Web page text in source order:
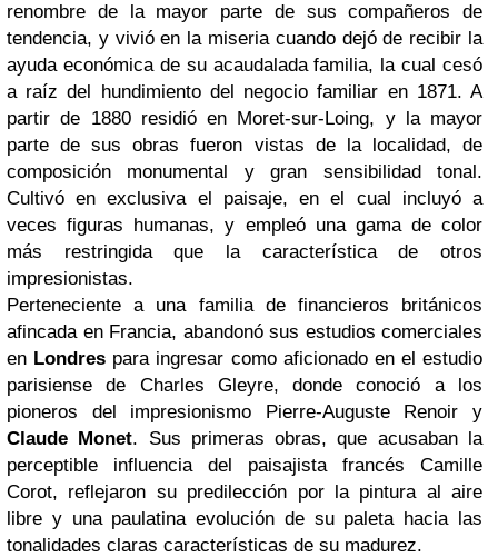
renombre de la mayor parte de sus compañeros de
tendencia, y vivió en la miseria cuando dejó de recibir la
ayuda económica de su acaudalada familia, la cual cesó
a raíz del hundimiento del negocio familiar en 1871. A
partir de 1880 residió en Moret-sur-Loing, y la mayor
parte de sus obras fueron vistas de la localidad, de
composición monumental y gran sensibilidad tonal.
Cultivó en exclusiva el paisaje, en el cual incluyó a
veces figuras humanas, y empleó una gama de color
más restringida que la característica de otros
impresionistas.
Perteneciente a una familia de financieros británicos
afincada en Francia, abandonó sus estudios comerciales
en Londres para ingresar como aficionado en el estudio
parisiense de Charles Gleyre, donde conoció a los
pioneros del impresionismo Pierre-Auguste Renoir y
Claude Monet. Sus primeras obras, que acusaban la
perceptible influencia del paisajista francés Camille
Corot, reflejaron su predilección por la pintura al aire
libre y una paulatina evolución de su paleta hacia las
tonalidades claras características de su madurez.